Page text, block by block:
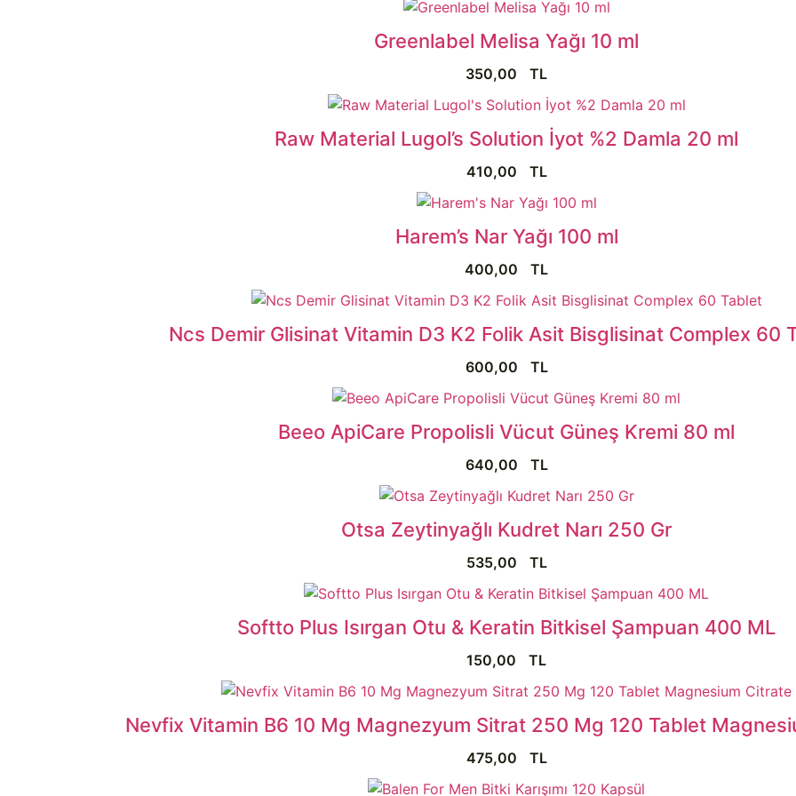
Greenlabel Melisa Yağı 10 ml
350,00 TL
Raw Material Lugol’s Solution İyot %2 Damla 20 ml
410,00 TL
Harem’s Nar Yağı 100 ml
400,00 TL
Ncs Demir Glisinat Vitamin D3 K2 Folik Asit Bisglisinat Complex 60
600,00 TL
Beeo ApiCare Propolisli Vücut Güneş Kremi 80 ml
640,00 TL
Otsa Zeytinyağlı Kudret Narı 250 Gr
535,00 TL
Softto Plus Isırgan Otu & Keratin Bitkisel Şampuan 400 ML
150,00 TL
Nevfix Vitamin B6 10 Mg Magnezyum Sitrat 250 Mg 120 Tablet
475,00 TL